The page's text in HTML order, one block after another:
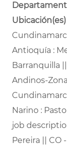
Antioquía :
Barranquilla
Andinos-
Narino :
job
Pereira || CO